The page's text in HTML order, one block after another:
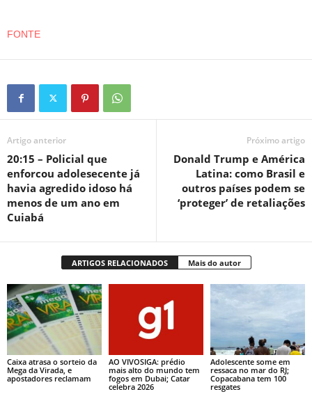
FONTE
Artigo anterior
20:15 – Policial que
enforcou adolesecente já
havia agredido idoso há
menos de um ano em
Cuiabá
Próximo artigo
Donald Trump e América
Latina: como Brasil e
outros países podem se
‘proteger’ de retaliações
ARTIGOS RELACIONADOS Mais do autor
Caixa atrasa o sorteio da
Mega da Virada, e
apostadores reclamam
AO VIVOSIGA: prédio
mais alto do mundo tem
fogos em Dubai; Catar
celebra 2026
Adolescente some em
ressaca no mar do RJ;
Copacabana tem 100
resgates